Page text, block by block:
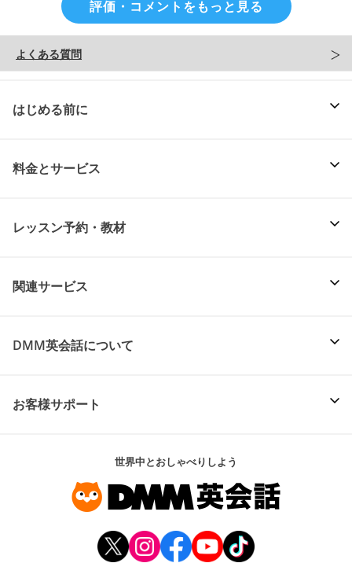
評価・コメントをもっと見る
よくある質問
はじめる前に
料金とサービス
レッスン予約・教材
関連サービス
DMM英会話について
お客様サポート
世界中とおしゃべりしよう